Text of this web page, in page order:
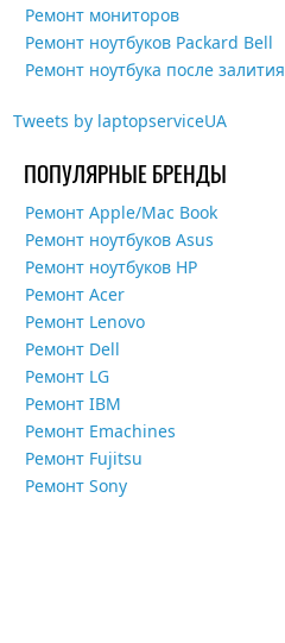
Ремонт мониторов
Ремонт ноутбуков Packard Bell
Ремонт ноутбука после залития
Tweets by laptopserviceUA
ПОПУЛЯРНЫЕ БРЕНДЫ
Ремонт Apple/Mac Book
Ремонт ноутбуков Asus
Ремонт ноутбуков HP
Ремонт Acer
Ремонт Lenovo
Ремонт Dell
Ремонт LG
Ремонт IBM
Ремонт Emachines
Ремонт Fujitsu
Ремонт Sony